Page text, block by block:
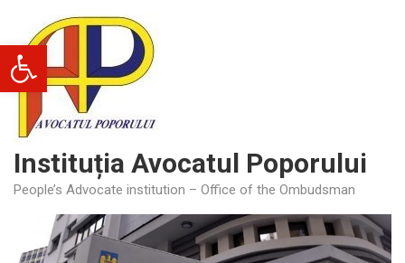
Deschide bara de unelte
content
Instituția Avocatul Poporului
People’s Advocate institution – Office of the Ombudsman